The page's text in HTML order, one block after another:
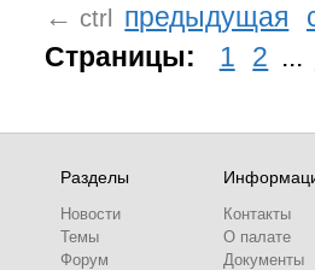
← ctrl предыдущая
Страницы:
1 2 ...
Разделы
Новости
Темы
Форум
Контакты
О палате
Документы